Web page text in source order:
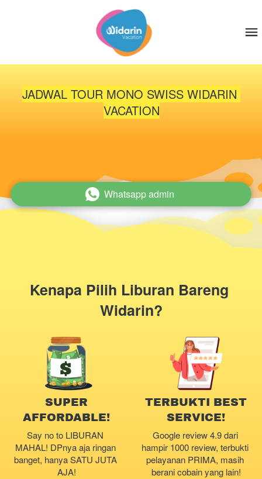
JADWAL TOUR MONO SWISS WIDARIN
VACATION
` Whatsapp admin
Kenapa Pilih Liburan Bareng
Widarin?
SUPER
AFFORDABLE!
Say no to LIBURAN
MAHAL! DPnya aja ringan
banget, hanya SATU JUTA
AJA!
TERBUKTI BEST
SERVICE!
Google review 4.9 dari
hampir 1000 review, terbukti
pelayanan PRIMA, masih
berani cobain yang lain!